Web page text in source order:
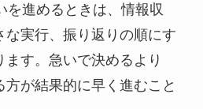
を進めるときは、情報収
な実行、振り返りの順にす
す。急いで決めるより
方が結果的に早く進むこと